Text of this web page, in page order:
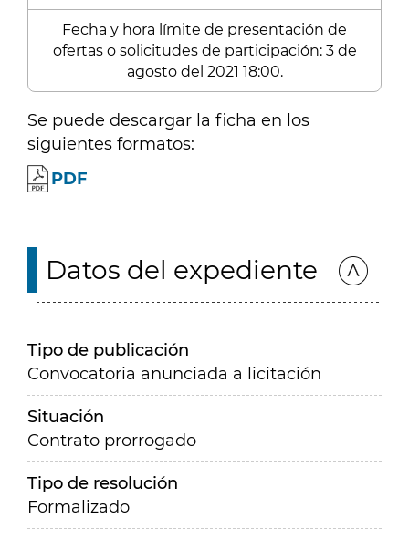
Fecha y hora límite de presentación de
ofertas o solicitudes de participación: 3 de
agosto del 2021 18:00.
Se puede descargar la ficha en los
siguientes formatos:
PDF
Datos del expediente
Tipo de publicación
Convocatoria anunciada a licitación
Situación
Contrato prorrogado
Tipo de resolución
Formalizado